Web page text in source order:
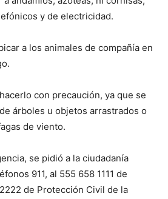
y de electricidad.
a los animales de compañía en
con precaución, ya que se
árboles u objetos arrastrados o
de viento.
se pidió a la ciudadanía
911, al 555 658 1111 de
de Protección Civil de la